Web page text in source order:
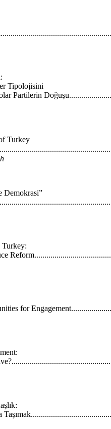
Tipolojisini
Partilerin
Turkey
Demokrasi”
for